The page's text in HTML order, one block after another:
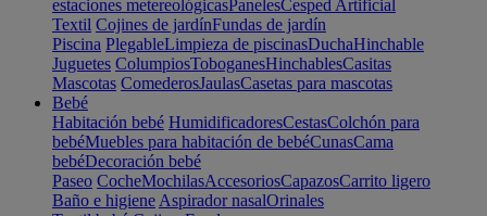
estaciones metereológicasPanelesCesped Artificial
Textil Cojines de jardínFundas de jardín
Piscina PlegableLimpieza de piscinasDuchaHinchable
Juguetes ColumpiosToboganesHinchablesCasitas
Mascotas ComederosJaulasCasetas para mascotas
Bebé
Habitación bebé HumidificadoresCestasColchón para
bebéMuebles para habitación de bebéCunasCama
bebéDecoración bebé
Paseo CocheMochilasAccesoriosCapazosCarrito ligero
Baño e higiene Aspirador nasalOrinales